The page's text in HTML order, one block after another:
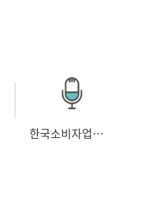
한국소비자업무협회